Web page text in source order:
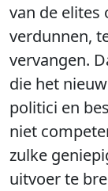
van de elites
verdunnen,
vervangen.
die het
politici en
niet
zulke
uitvoer te